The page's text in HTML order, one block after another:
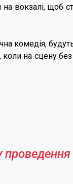
на вокзалі, щоб
комедія,
коли на сцену